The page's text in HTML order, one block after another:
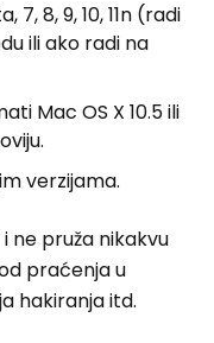
7, 8, 9, 10, 11n (radi
ili ako radi na
Mac OS X 10.5 ili
verzijama.
ne pruža nikakvu
praćenja u
hakiranja itd.